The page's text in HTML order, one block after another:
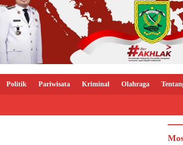
Politik Pariwisata Kriminal Olahraga